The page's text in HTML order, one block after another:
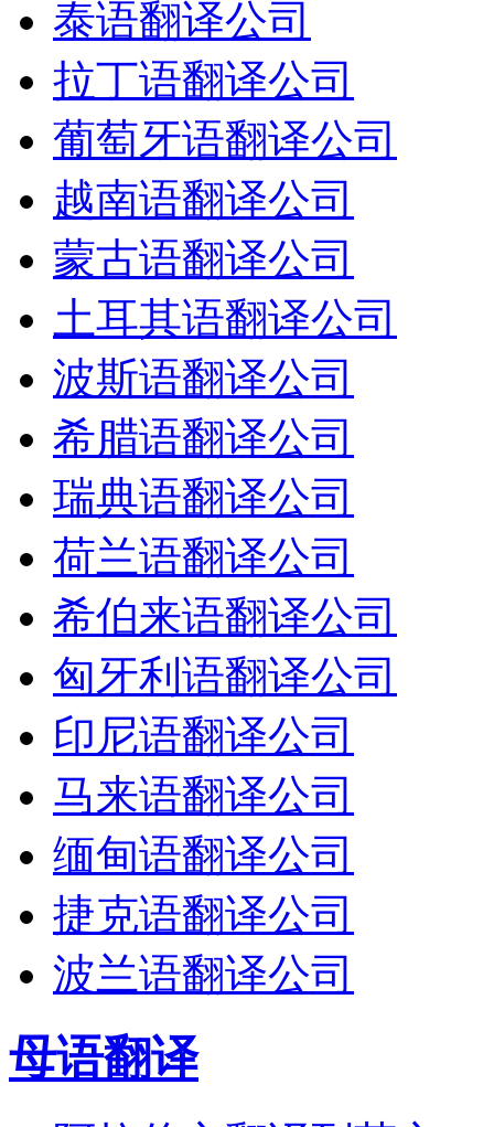
泰语翻译公司
拉丁语翻译公司
葡萄牙语翻译公司
越南语翻译公司
蒙古语翻译公司
土耳其语翻译公司
波斯语翻译公司
希腊语翻译公司
瑞典语翻译公司
荷兰语翻译公司
希伯来语翻译公司
匈牙利语翻译公司
印尼语翻译公司
马来语翻译公司
缅甸语翻译公司
捷克语翻译公司
波兰语翻译公司
母语翻译